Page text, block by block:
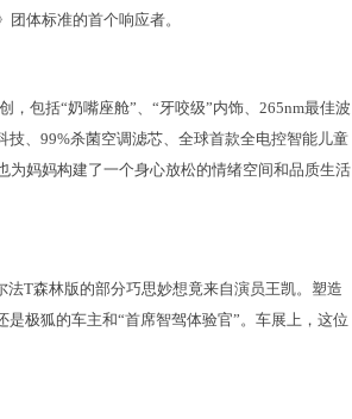
体标准的首个响应者。
包括“奶嘴座舱”、“牙咬级”内饰、265nm最佳波
、99%杀菌空调滤芯、全球首款全电控智能儿童
妈妈构建了一个身心放松的情绪空间和品质生活
T森林版的部分巧思妙想竟来自演员王凯。塑造
极狐的车主和“首席智驾体验官”。车展上，这位